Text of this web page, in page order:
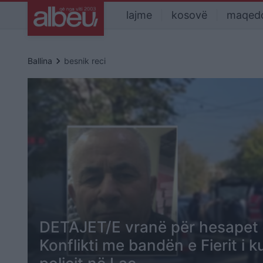
lajme kosovë
Ballina keyboard_arrow_right besnik reci
DETAJET/E vranë për
Konflikti me bandën e Fierit i